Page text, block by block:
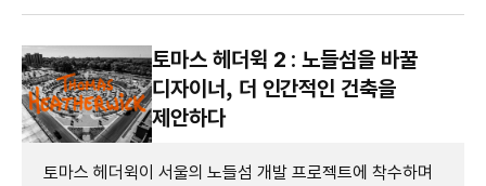
토마스 헤더윅 2 : 노들섬을 바꿀
디자이너, 더 인간적인 건축을
제안하다
토마스 헤더윅이 서울의 노들섬 개발 프로젝트에 착수하며